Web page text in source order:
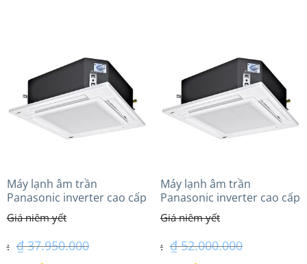
₫ 76.200.000.
₫ 39.100.000.
Máy lạnh âm trần
Panasonic inverter cao cấp
(4.0Hp) S-3448PU3HA/U-
34PRH1H5
₫37.950.000
Máy lạnh âm trần
Panasonic inverter cao cấp
(5.0Hp) S-3448PU3HA/U-
43PRH1H8 – 3 Pha
₫52.000.000